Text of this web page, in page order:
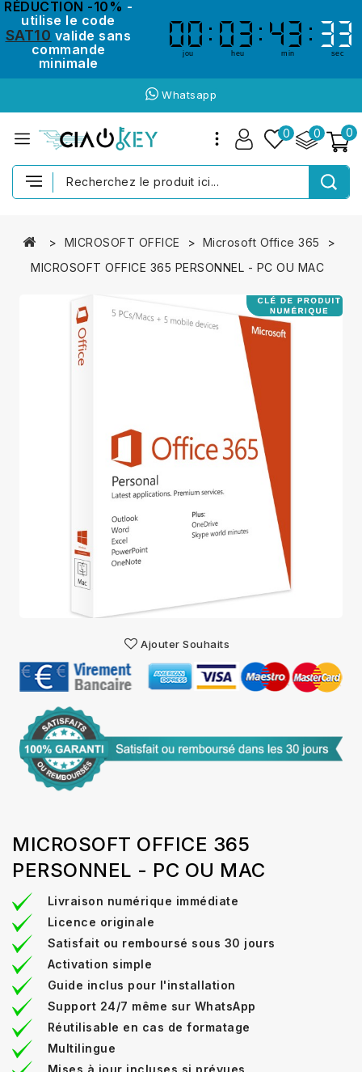
RÉDUCTION -10% -
utilise le code
SAT10 valide sans
commande
minimale
00
00
jou
03
03
heu
43
43
min
33
33
sec
Whatsapp
0
0
0
MICROSOFT OFFICE
Microsoft Office 365
MICROSOFT OFFICE 365 PERSONNEL - PC OU MAC
Ajouter Souhaits
MICROSOFT OFFICE 365
PERSONNEL - PC OU MAC
Livraison numérique immédiate
Licence originale
Satisfait ou remboursé sous 30 jours
Activation simple
Guide inclus pour l'installation
Support 24/7 même sur WhatsApp
Réutilisable en cas de formatage
Multilingue
Mises à jour incluses si prévues